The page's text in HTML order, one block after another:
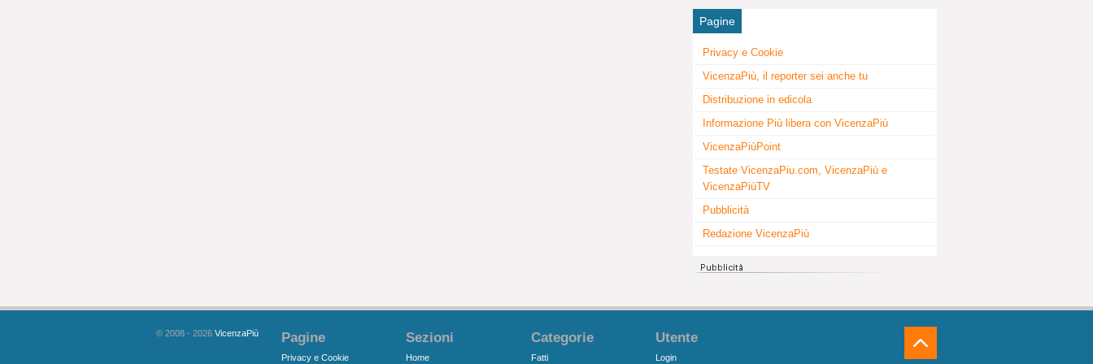
Pagine
Privacy e Cookie
VicenzaPiù, il reporter sei anche tu
Distribuzione in edicola
Informazione Più libera con VicenzaPiù
VicenzaPiùPoint
Testate VicenzaPiu.com, VicenzaPiù e
VicenzaPiùTV
Pubblicità
Redazione VicenzaPiù
© 2008 - 2026 VicenzaPiù Pagine
Privacy e Cookie
Sezioni
Home
Categorie
Fatti
Utente
Login